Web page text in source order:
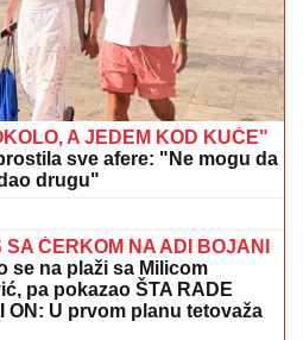
Pale smene
iz našeg komšiluka
SLOBODAN BOBA
Obeležio karijere
pevača, bez njega srpska
bi bila ista
koliko je Dragan Stanković
VERENICE Aleksandre:
ovaj podatak, sada se